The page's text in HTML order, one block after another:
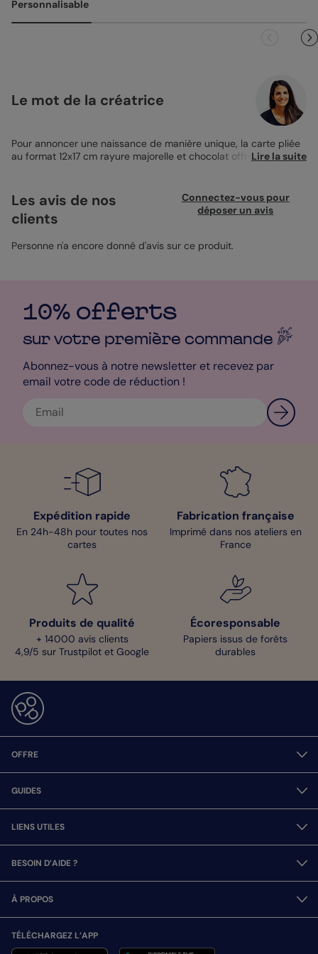
ne pourra pas être repris.
Personnalisable
Le mot de la créatrice
Pour annoncer une naissance de manière unique, la carte pliée
au format 12x17 cm rayure majorelle et chocolat offre un style
nouveau-né. Ce
faire-part de naissancepermet aux parents de
partager la bonne nouvelle en y intégrant une photo unique et
un message personnalisé. Avec une présentation soignée, il
original. Simple à créer, libre de le faire.
Lire la suite
Les avis de nos
clients
Connectez-vous pour
déposer un avis
Personne n'a encore donné d'avis sur ce produit.
10% offerts
sur votre première commande
Abonnez-vous à notre newsletter et recevez par
email votre code de réduction !
Expédition rapide
En 24h-48h pour toutes nos
cartes
Fabrication française
Imprimé dans nos ateliers en
France
Produits de qualité
+ 14000 avis clients
4,9/5 sur Trustpilot et Google
Écoresponsable
Papiers issus de forêts
durables
OFFRE
GUIDES
LIENS UTILES
BESOIN D’AIDE ?
À PROPOS
TÉLÉCHARGEZ L’APP